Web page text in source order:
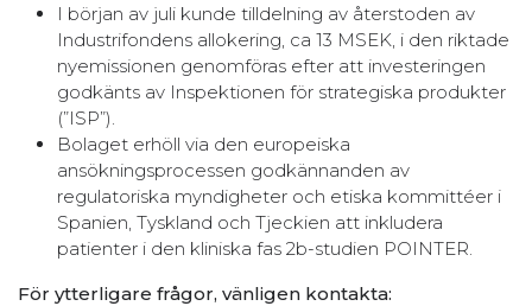
I början av juli kunde tilldelning av återstoden av
Industrifondens allokering, ca 13 MSEK, i den riktade
nyemissionen genomföras efter att investeringen
godkänts av Inspektionen för strategiska produkter
(”ISP”).
Bolaget erhöll via den europeiska
ansökningsprocessen godkännanden av
regulatoriska myndigheter och etiska kommittéer i
Spanien, Tyskland och Tjeckien att inkludera
patienter i den kliniska fas 2b-studien POINTER.
För ytterligare frågor, vänligen kontakta: